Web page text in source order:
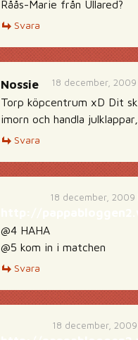
Råås-Marie från Ullared?
Svara
18 december, 2009
Nossie
Torp köpcentrum xD Dit
imorn och handla
Svara
18 december, 2009
http://
@4 HAHA
@5 kom in i matchen
Svara
18 december, 2009